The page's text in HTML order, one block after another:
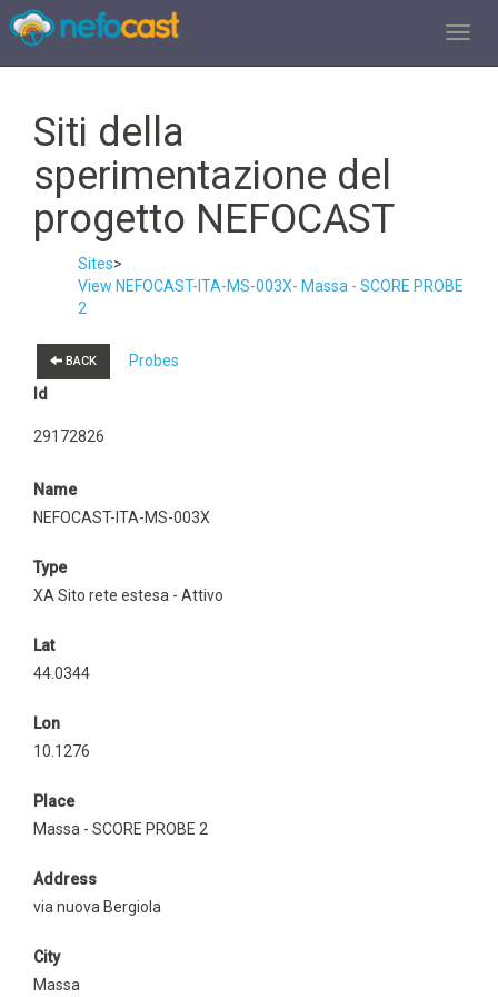
Siti della
sperimentazione del
progetto NEFOCAST
Sites>
View NEFOCAST-ITA-MS-003X- Massa - SCORE PROBE
2
BACK
Probes
Id
29172826
Name
NEFOCAST-ITA-MS-003X
Type
XA Sito rete estesa - Attivo
Lat
44.0344
Lon
10.1276
Place
Massa - SCORE PROBE 2
Address
via nuova Bergiola
City
Massa